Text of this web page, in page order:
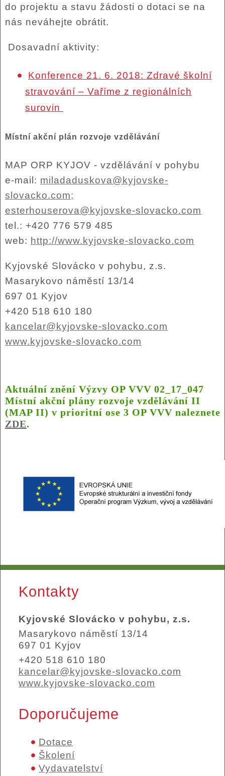
do projektu a stavu žádosti o dotaci se na
nás neváhejte obrátit.
Dosavadní aktivity:
Konference 21. 6. 2018: Zdravé školní
stravování – Vaříme z regionálních
surovin
Místní akční plán rozvoje vzdělávání
MAP ORP KYJOV - vzdělávání v pohybu
e-mail: miladaduskova@kyjovske-
slovacko.com;
esterhouserova@kyjovske-slovacko.com
tel.: +420 776 579 485
web: http://www.kyjovske-slovacko.com
Kyjovské Slovácko v pohybu, z.s.
Masarykovo náměstí 13/14
697 01 Kyjov
+420 518 610 180
kancelar@kyjovske-slovacko.com
www.kyjovske-slovacko.com
Aktuální znění Výzvy OP VVV 02_17_047
Místní akční plány rozvoje vzdělávání II
(MAP II) v prioritní ose 3 OP VVV naleznete
ZDE.
Kontakty
Kyjovské Slovácko v pohybu, z.s.
Masarykovo náměstí 13/14
697 01 Kyjov
+420 518 610 180
kancelar@kyjovske-slovacko.com
www.kyjovske-slovacko.com
Doporučujeme
Dotace
Školení
Vydavatelství